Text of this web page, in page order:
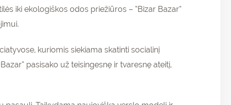
iki ekologiškos odos priežiūros – “Bizar Bazar”
kuriomis siekiama skatinti socialinį
pasisako už teisingesnę ir tvaresnę ateitį,